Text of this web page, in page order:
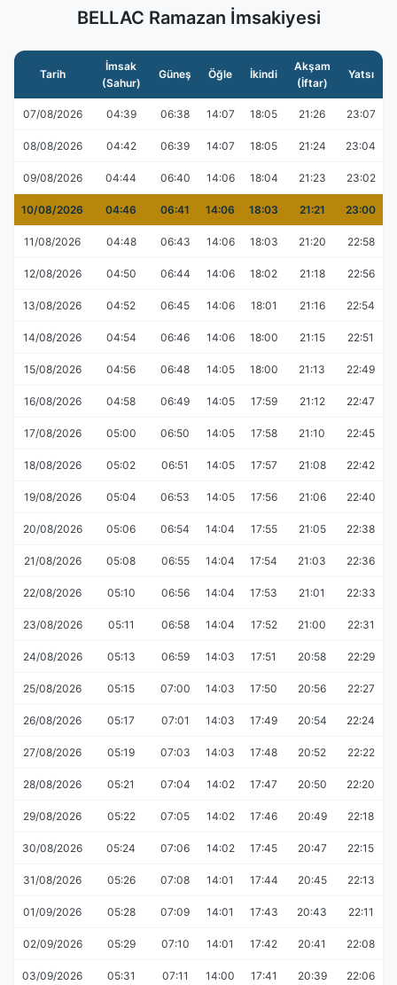
BELLAC Ramazan İmsakiyesi
Tarih
İmsak
(Sahur)
Güneş Öğle İkindi
Akşam
(İftar)
Yatsı
07/08/2026 04:39 06:38 14:07 18:05 21:26 23:07
08/08/2026 04:42 06:39 14:07 18:05 21:24 23:04
09/08/2026 04:44 06:40 14:06 18:04 21:23 23:02
10/08/2026 04:46 06:41 14:06 18:03 21:21 23:00
11/08/2026 04:48 06:43 14:06 18:03 21:20 22:58
12/08/2026 04:50 06:44 14:06 18:02 21:18 22:56
13/08/2026 04:52 06:45 14:06 18:01 21:16 22:54
14/08/2026 04:54 06:46 14:06 18:00 21:15 22:51
15/08/2026 04:56 06:48 14:05 18:00 21:13 22:49
16/08/2026 04:58 06:49 14:05 17:59 21:12 22:47
17/08/2026 05:00 06:50 14:05 17:58 21:10 22:45
18/08/2026 05:02 06:51 14:05 17:57 21:08 22:42
19/08/2026 05:04 06:53 14:05 17:56 21:06 22:40
20/08/2026 05:06 06:54 14:04 17:55 21:05 22:38
21/08/2026 05:08 06:55 14:04 17:54 21:03 22:36
22/08/2026 05:10 06:56 14:04 17:53 21:01 22:33
23/08/2026 05:11 06:58 14:04 17:52 21:00 22:31
24/08/2026 05:13 06:59 14:03 17:51 20:58 22:29
25/08/2026 05:15 07:00 14:03 17:50 20:56 22:27
26/08/2026 05:17 07:01 14:03 17:49 20:54 22:24
27/08/2026 05:19 07:03 14:03 17:48 20:52 22:22
28/08/2026 05:21 07:04 14:02 17:47 20:50 22:20
29/08/2026 05:22 07:05 14:02 17:46 20:49 22:18
30/08/2026 05:24 07:06 14:02 17:45 20:47 22:15
31/08/2026 05:26 07:08 14:01 17:44 20:45 22:13
01/09/2026 05:28 07:09 14:01 17:43 20:43 22:11
02/09/2026 05:29 07:10 14:01 17:42 20:41 22:08
03/09/2026 05:31 07:11 14:00 17:41 20:39 22:06